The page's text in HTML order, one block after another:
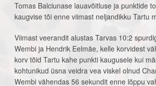
Tomas Balciunase lauavõitluse ja punktide
kaugvise tõi enne viimast neljandikku Tartu
Viimast veerandit alustas Tarvas 10:2
Wembi ja Hendrik Eelmäe, kelle korvidest
korv tõid Tartu kahe punkti kaugusele kui
kohtunikud üsna veidra vea viskel olnud
Wembi vähendas 56 sekundit enne lõppu